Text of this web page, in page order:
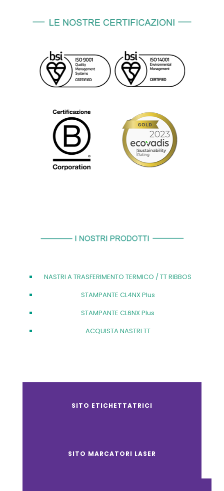
NASTRI A TRASFERIMENTO TERMICO / TT RIBBOS
STAMPANTE CL4NX Plus
STAMPANTE CL6NX Plus
ACQUISTA NASTRI TT
SITO ETICHETTATRICI
SITO MARCATORI LASER